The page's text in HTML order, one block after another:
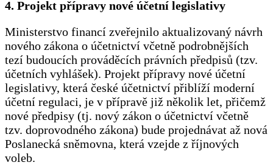
4. Projekt přípravy nové účetní legislativy
Ministerstvo financí zveřejnilo aktualizovaný návrh
nového zákona o účetnictví včetně podrobnějších
tezí budoucích prováděcích právních předpisů (tzv.
účetních vyhlášek). Projekt přípravy nové účetní
legislativy, která české účetnictví přiblíží moderní
účetní regulaci, je v přípravě již několik let, přičemž
nové předpisy (tj. nový zákon o účetnictví včetně
tzv. doprovodného zákona) bude projednávat až nová
Poslanecká sněmovna, která vzejde z říjnových
voleb.